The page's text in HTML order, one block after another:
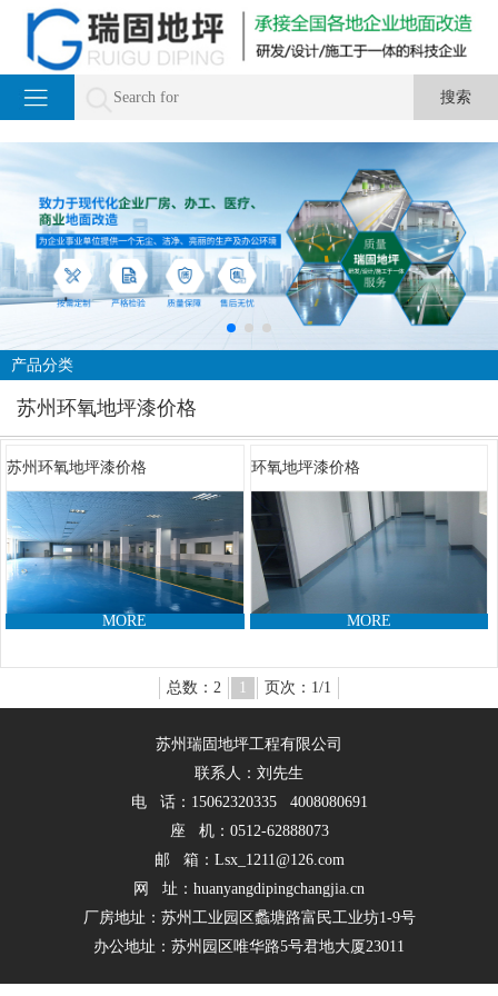
产品分类
苏州环氧地坪漆价格
苏州环氧地坪漆价格
MORE
环氧地坪漆价格
MORE
总数：2 1 页次：1/1
苏州瑞固地坪工程有限公司
联系人：刘先生
电 话：15062320335 4008080691
座 机：0512-62888073
邮 箱：Lsx_1211@126.com
网 址：huanyangdipingchangjia.cn
厂房地址：苏州工业园区蠡塘路富民工业坊1-9号
办公地址：苏州园区唯华路5号君地大厦23011